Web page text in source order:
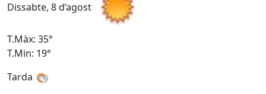
Dissabte, 8 d’agost
T.Màx: 35°
T.Min: 19°
Tarda